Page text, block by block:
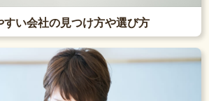
すい会社の見つけ方や選び方